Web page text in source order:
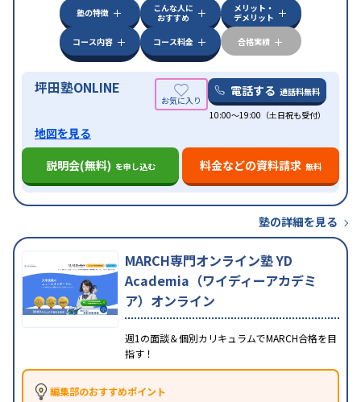
特徴
中高一貫校生に対応授業の振替可能 不登校生に対
学習にPC・タブレットを利用オンライン対応
科目から受講可能季節講習のみの受講可発達障害
の子どもに対応
塾の特徴
こんな人に
おすすめ
メリット・
デメリット
コース内容
コース料金 合格実績
坪田塾ONLINE 電話する 通話料無料
10:00～19:00（土日祝も受付）
地図を見る
説明会(無料) を申し込む 料金などの資料請求 無料
塾の詳細を見る
MARCH専門オンライン塾 YD
Academia（ワイディーアカデミ
ア）オンライン
週1の面談＆個別カリキュラムでMARCH合格を目
指す！
編集部のおすすめポイント